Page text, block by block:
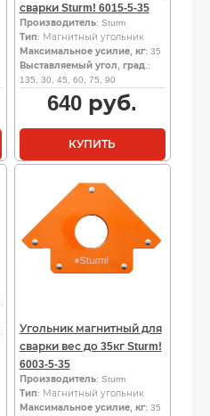
сварки Sturm! 6015-5-35
Производитель: Sturm
Тип: Магнитный угольник
Максимальное усилие, кг: 35
Выставляемый угол, град. :
135, 30, 45, 60, 75, 90
640 руб.
КУПИТЬ
Угольник магнитный для
сварки вес до 35кг Sturm!
6003-5-35
Производитель: Sturm
Тип: Магнитный угольник
Максимальное усилие, кг: 35